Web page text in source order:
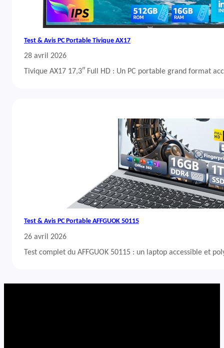
Test & Avis PC Portable Tivique AX17
28 avril 2026
Tivique AX17 17,3″ Full HD : Un PC portable grand format
Test & Avis PC Portable AFFGUOK 50115
26 avril 2026
Test complet du AFFGUOK 50115 : un laptop accessible